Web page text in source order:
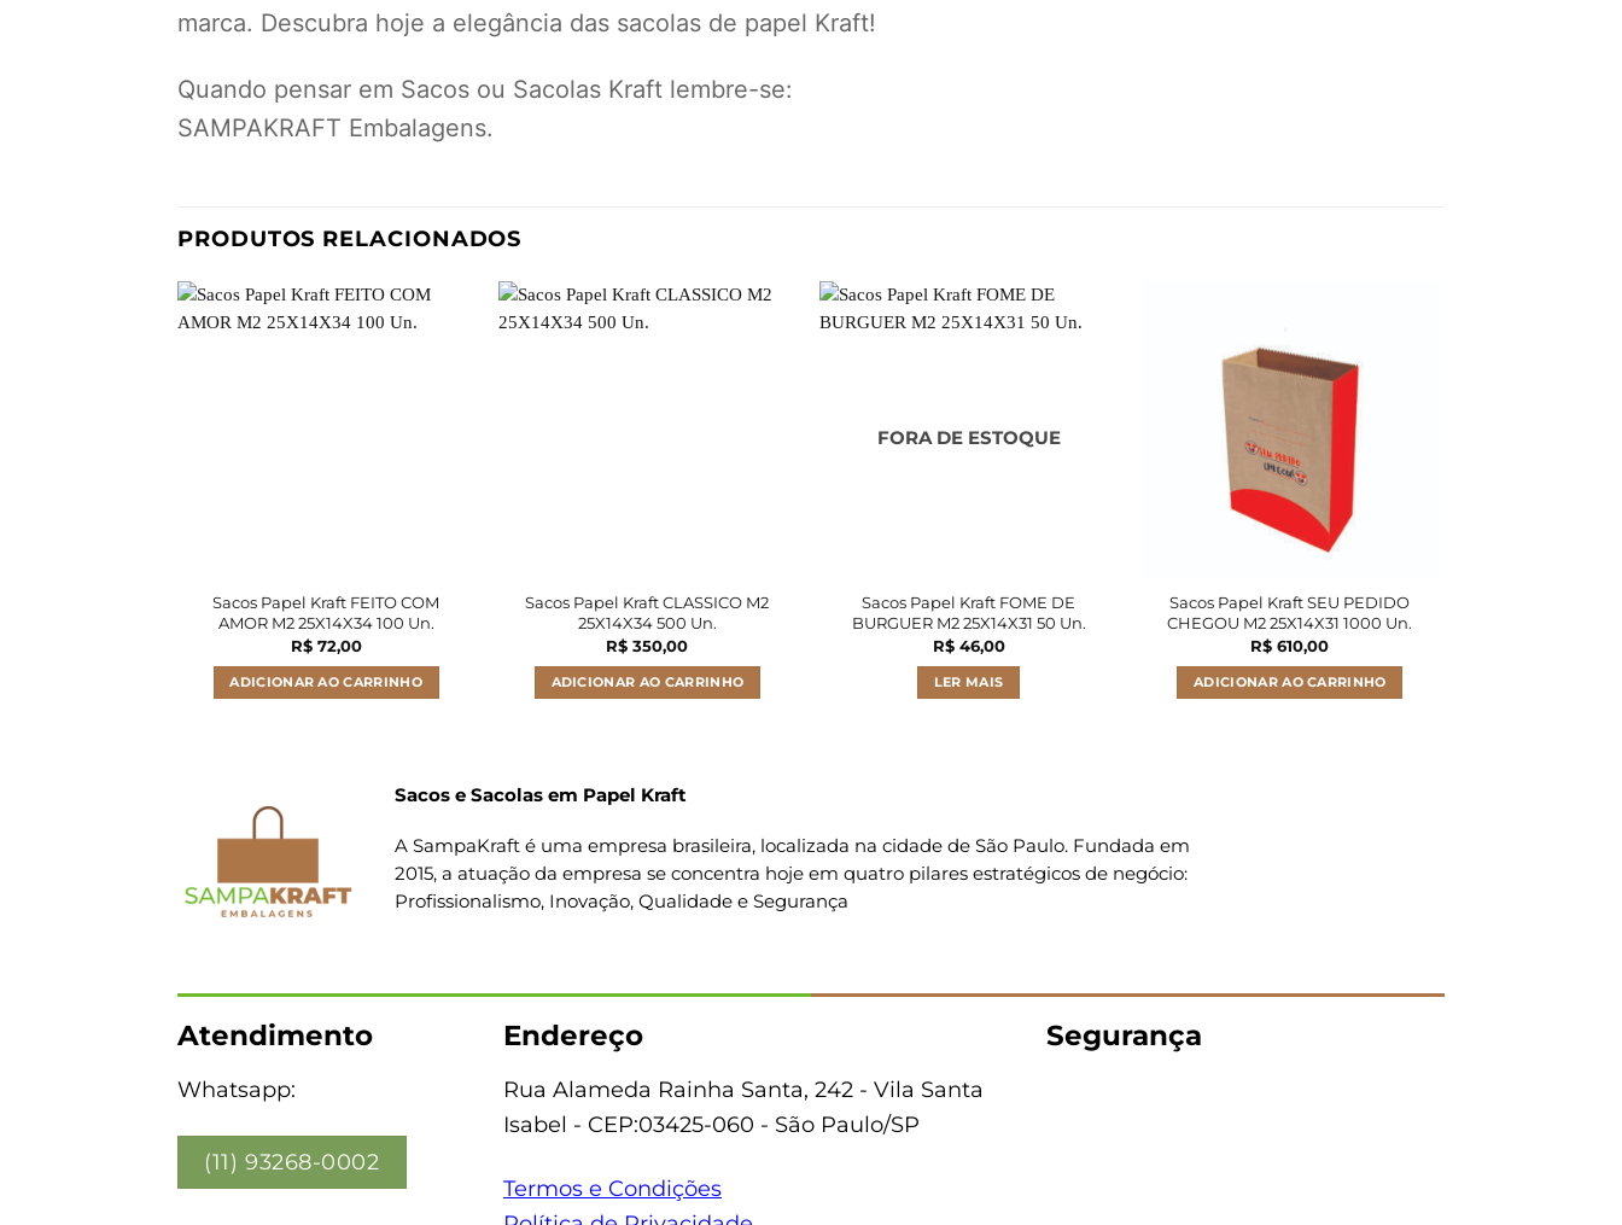
marca. Descubra hoje a elegância das sacolas de papel Kraft!
Quando pensar em Sacos ou Sacolas Kraft lembre-se:
SAMPAKRAFT Embalagens.
PRODUTOS RELACIONADOS
Sacos Papel Kraft FEITO COM
AMOR M2 25X14X34 100 Un.
R$72,00
ADICIONAR AO CARRINHO
Sacos Papel Kraft CLASSICO M2
25X14X34 500 Un.
R$ 350,00
ADICIONAR AO CARRINHO
FORA DE ESTOQUE
Sacos Papel Kraft FOME DE
BURGUER M2 25X14X31 50 Un.
R$46,00
LER MAIS
Sacos Papel Kraft SEU PEDIDO
CHEGOU M2 25X14X31 1000 Un.
R$ 610,00
ADICIONAR AO CARRINHO
Sacos e Sacolas em Papel Kraft
A SampaKraft é uma empresa brasileira, localizada na cidade de São Paulo. Fundada em
2015, a atuação da empresa se concentra hoje em quatro pilares estratégicos de negócio:
Profissionalismo, Inovação, Qualidade e Segurança
Atendimento
Whatsapp:
(11) 93268-0002
Endereço
Rua Alameda Rainha Santa, 242 - Vila Santa
Isabel - CEP:03425-060 - São Paulo/SP
Termos e Condições
Segurança